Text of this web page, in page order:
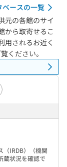
ースの一覧
元の各館のサイ
から取寄せるこ
用されるお近く
ください。
（IRDB）（機関
蔵状況を確認で